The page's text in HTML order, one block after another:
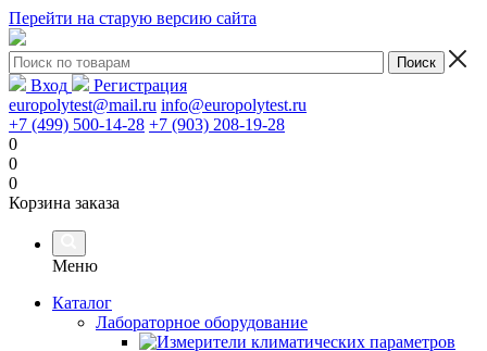
Перейти на старую версию сайта
Вход
Регистрация
europolytest@mail.ru info@europolytest.ru
+7 (499) 500-14-28 +7 (903) 208-19-28
0
0
0
Корзина заказа
Меню
Каталог
Лабораторное оборудование